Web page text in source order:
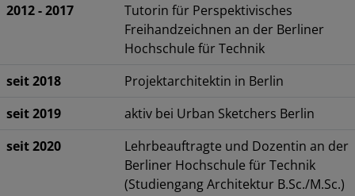
2012 - 2017
Tutorin für Perspektivisches
Freihandzeichnen an der Berliner
Hochschule für Technik
seit 2018
Projektarchitektin in Berlin
seit 2019
aktiv bei Urban Sketchers Berlin
seit 2020
Lehrbeauftragte und Dozentin an der
Berliner Hochschule für Technik
(Studiengang Architektur B.Sc./M.Sc.)